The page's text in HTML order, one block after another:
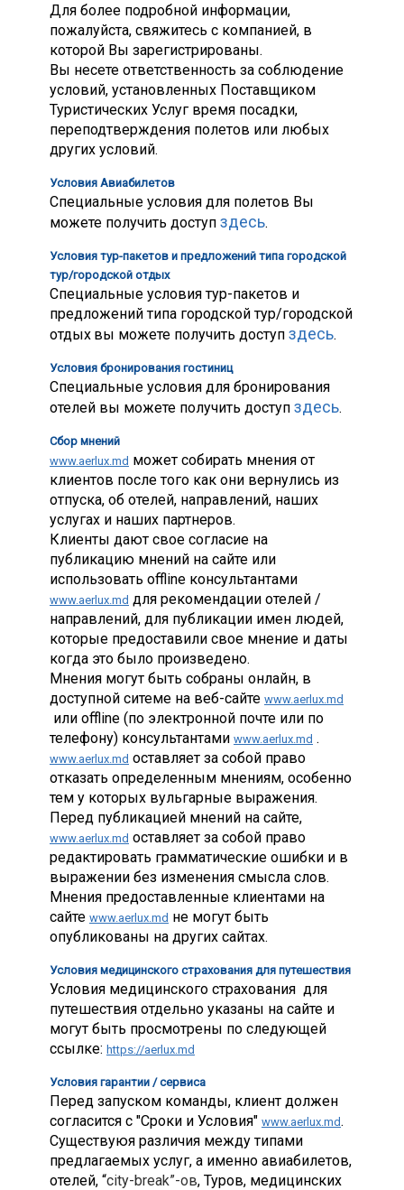
Для более подробной информации,
пожалуйста, свяжитесь с компанией, в
которой Вы зарегистрированы.
Вы несете ответственность за соблюдение
условий, установленных Поставщиком
Туристических Услуг время посадки,
переподтверждения полетов или любых
других условий.
Условия Авиабилетов
Специальные условия для полетов Вы
можете получить доступ здесь.
Условия тур-пакетов и предложений типа городской
тур/городской отдых
Специальные условия тур-пакетов и
предложений типа городской тур/городской
отдых вы можете получить доступ здесь.
Условия бронирования гостиниц
Специальные условия для бронирования
отелей вы можете получить доступ здесь.
Сбор мнений
www.aerlux.md может собирать мнения от
клиентов после того как они вернулись из
отпуска, об отелей, направлений, наших
услугах и наших партнеров.
Клиенты дают свое согласие на
публикацию мнений на сайте или
использовать offline консультантами
www.aerlux.md для рекомендации отелей /
направлений, для публикации имен людей,
которые предоставили свое мнение и даты
когда это было произведено.
Мнения могут быть собраны онлайн, в
доступной ситеме на веб-сайте www.aerlux.md
или offline (по электронной почте или по
телефону) консультантами www.aerlux.md .
www.aerlux.md оставляет за собой право
отказать определенным мнениям, особенно
тем у которых вульгарные выражения.
Перед публикацией мнений на сайте,
www.aerlux.md оставляет за собой право
редактировать грамматические ошибки и в
выражении без изменения смысла слов.
Мнения предоставленные клиентами на
сайте www.aerlux.md не могут быть
опубликованы на других сайтах.
Условия медицинского страхования для путешествия
Условия медицинского страхования для
путешествия отдельно указаны на сайте и
могут быть просмотрены по следующей
ссылке: https://aerlux.md
Условия гарантии / сервиса
Перед запуском команды, клиент должен
согласится с "Сроки и Условия" www.aerlux.md.
Существуюя различия между типами
предлагаемых услуг, а именно авиабилетов,
отелей, “city-break”-ов, Туров, медицинских